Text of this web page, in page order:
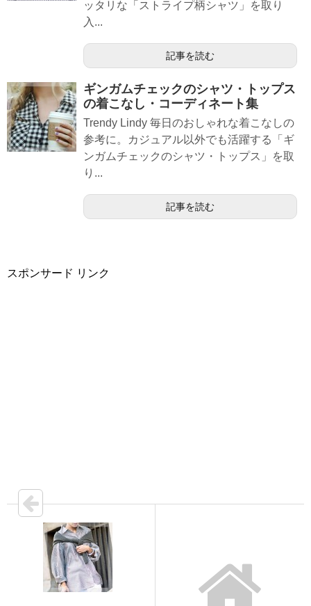
ッタリな「ストライプ柄シャツ」を取り
入...
記事を読む
ギンガムチェックのシャツ・トップス
の着こなし・コーディネート集
Trendy Lindy 毎日のおしゃれな着こなしの
参考に。カジュアル以外でも活躍する「ギ
ンガムチェックのシャツ・トップス」を取
り...
記事を読む
スポンサード リンク